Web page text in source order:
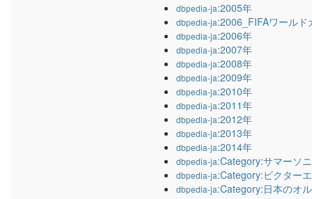
dbpedia-ja:2005年
dbpedia-ja:2006_FIFAワールド
dbpedia-ja:2006年
dbpedia-ja:2007年
dbpedia-ja:2008年
dbpedia-ja:2009年
dbpedia-ja:2010年
dbpedia-ja:2011年
dbpedia-ja:2012年
dbpedia-ja:2013年
dbpedia-ja:2014年
dbpedia-ja:Category:サマーソ
dbpedia-ja:Category:ビクター
dbpedia-ja:Category:日本のオ